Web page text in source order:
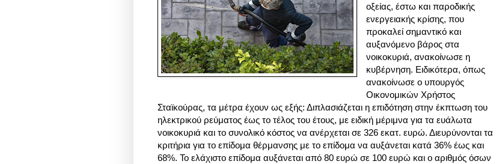
οξείας, έστω και παροδικής
ενεργειακής κρίσης, που
προκαλεί σημαντικό και
αυξανόμενο βάρος στα
νοικοκυριά, ανακοίνωσε η
κυβέρνηση. Ειδικότερα, όπως
ανακοίνωσε ο υπουργός
Οικονομικών Χρήστος
Σταϊκούρας, τα μέτρα έχουν ως εξής: Διπλασιάζεται η επιδότηση στην έκπτωση του
ηλεκτρικού ρεύματος έως το τέλος του έτους, με ειδική μέριμνα για τα ευάλωτα
νοικοκυριά και το συνολικό κόστος να ανέρχεται σε 326 εκατ. ευρώ. Διευρύνονται τα
κριτήρια για το επίδομα θέρμανσης με το επίδομα να αυξάνεται κατά 36% έως και
68%. Το ελάχιστο επίδομα αυξάνεται από 80 ευρώ σε 100 ευρώ και ο αριθμός όσων